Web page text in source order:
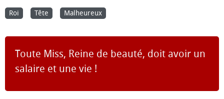
Roi Tête Malheureux
Toute Miss, Reine de beauté, doit avoir un
salaire et une vie !